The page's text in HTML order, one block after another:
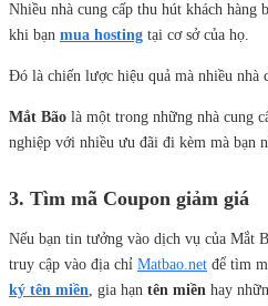
Nhiều nhà cung cấp thu hút khách hàng
khi bạn mua hosting tại cơ sở của họ.
Đó là chiến lược hiệu quả mà nhiều nhà
Mắt Bão là một trong những nhà cung
nghiệp với nhiều ưu đãi đi kèm mà bạn
3. Tìm mã Coupon giảm giá
Nếu bạn tin tưởng vào dịch vụ của Mắt
truy cập vào địa chỉ Matbao.net để tìm
ký tên miền, gia hạn tên miền hay